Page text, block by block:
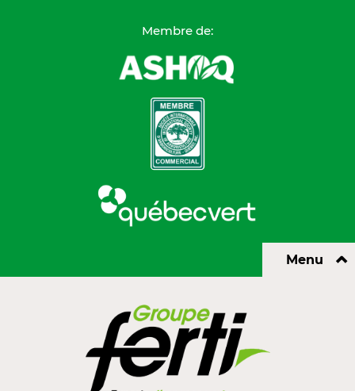
Membre de:
Menu ⌃